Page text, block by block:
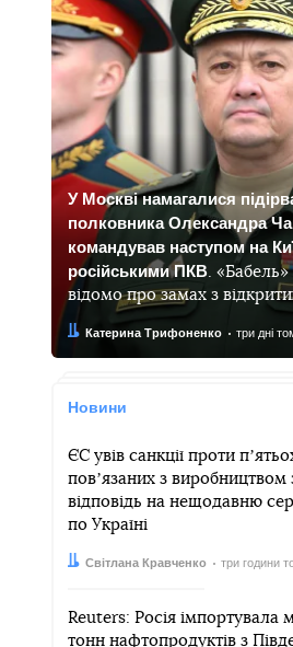
У Москві намагалися
полковника Олександра
командував наступом на
російськими ПКВ. «Бабель»
відомо про замах з
Автор:Катерина Трифоненко
Дата: три дні
Новини
ЄС увів санкції проти
повʼязаних з виробництвом
відповідь на нещодавню
по Україні
Автор:
Світлана Кравченко
Дата: три години
Reuters: Росія імпортувала
тонн нафтопродуктів з